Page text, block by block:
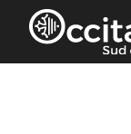
Panneau de